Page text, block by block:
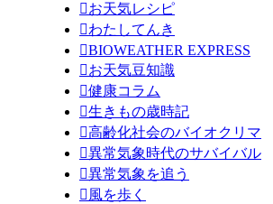
お天気レシピ
わたしてんき
BIOWEATHER EXPRESS
お天気豆知識
健康コラム
生きもの歳時記
高齢化社会のバイオクリマ
異常気象時代のサバイバル
異常気象を追う
 風を歩く